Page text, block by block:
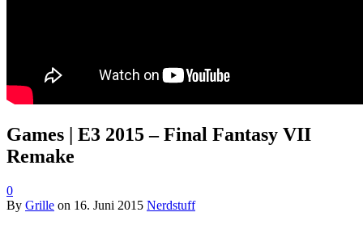
Games | E3 2015 – Final Fantasy VII
Remake
0
By Grille on 16. Juni 2015 Nerdstuff